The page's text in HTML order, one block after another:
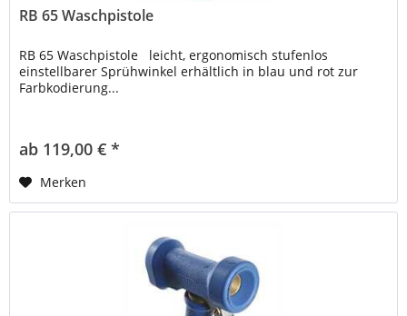
RB 65 Waschpistole
RB 65 Waschpistole leicht, ergonomisch stufenlos
einstellbarer Sprühwinkel erhältlich in blau und rot zur
Farbkodierung...
ab 119,00 € *
Merken